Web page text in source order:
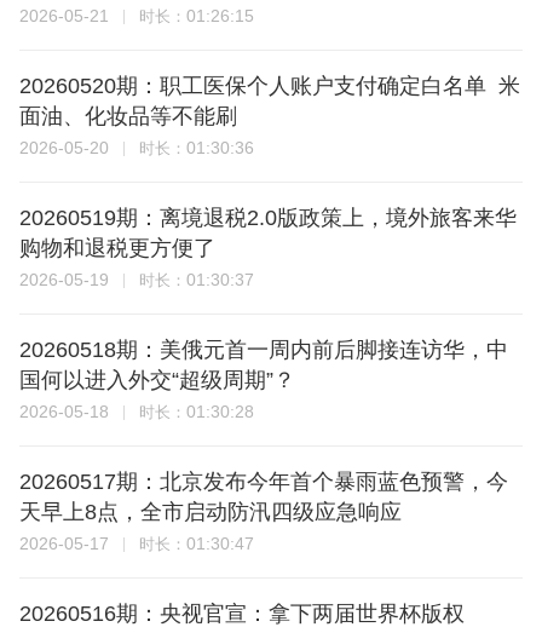
2026-05-21 时长： 01:26:15
20260520期：职工医保个人账户支付确定白名单 米
面油、化妆品等不能刷
2026-05-20 时长： 01:30:36
20260519期：离境退税2.0版政策上，境外旅客来华
购物和退税更方便了
2026-05-19 时长： 01:30:37
20260518期：美俄元首一周内前后脚接连访华，中
国何以进入外交“超级周期”？
2026-05-18 时长： 01:30:28
20260517期：北京发布今年首个暴雨蓝色预警，今
天早上8点，全市启动防汛四级应急响应
2026-05-17 时长： 01:30:47
20260516期：央视官宣：拿下两届世界杯版权